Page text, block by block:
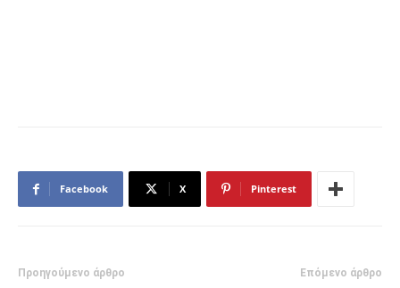
Facebook X Pinterest
Προηγούμενο άρθρο Επόμενο άρθρο